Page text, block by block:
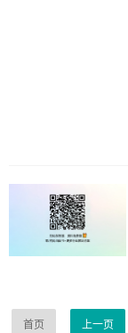
首页 上一页